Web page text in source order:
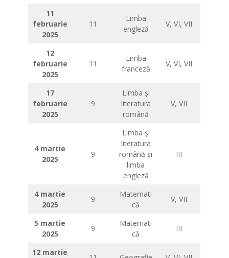
11
februarie
2025
11
Limba
engleză
V, VI, VII
12
februarie
2025
11
Limba
franceză
V, VI, VII
17
februarie
2025
9
Limba și
literatura
română
V, VII
4 martie
2025
9
Limba și
literatura
română și
limba
engleză
III
4 martie
2025
9
Matemati
că
V, VII
5 martie
2025
9
Matemati
că
III
12 martie